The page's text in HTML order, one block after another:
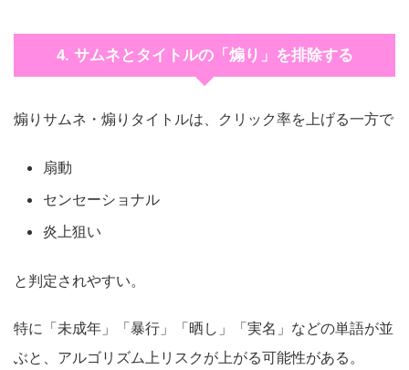
4. サムネとタイトルの「煽り」を排除する
煽りサムネ・煽りタイトルは、クリック率を上げる一方で
扇動
センセーショナル
炎上狙い
と判定されやすい。
特に「未成年」「暴行」「晒し」「実名」などの単語が並
ぶと、アルゴリズム上リスクが上がる可能性がある。